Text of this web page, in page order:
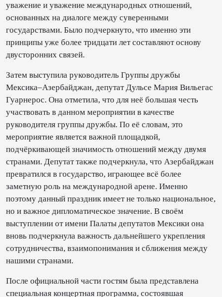
уважение и уважение международных отношений,
основанных на диалоге между суверенными
государствами. Было подчеркнуто, что именно эти
принципы уже более тридцати лет составляют основу
двусторонних связей.
Затем выступила руководитель Группы дружбы
Мексика–Азербайджан, депутат Дульсе Мария Вильегас
Гуарнерос. Она отметила, что для неё большая честь
участвовать в данном мероприятии в качестве
руководителя группы дружбы. По её словам, это
мероприятие является важной площадкой,
подчёркивающей значимость отношений между двумя
странами. Депутат также подчеркнула, что Азербайджан
превратился в государство, играющее всё более
заметную роль на международной арене. Именно
поэтому данный праздник имеет не только национальное,
но и важное дипломатическое значение. В своём
выступлении от имени Палаты депутатов Мексики она
вновь подчеркнула важность дальнейшего укрепления
сотрудничества, взаимопонимания и сближения между
нашими странами.
После официальной части гостям была представлена
специальная концертная программа, состоявшая